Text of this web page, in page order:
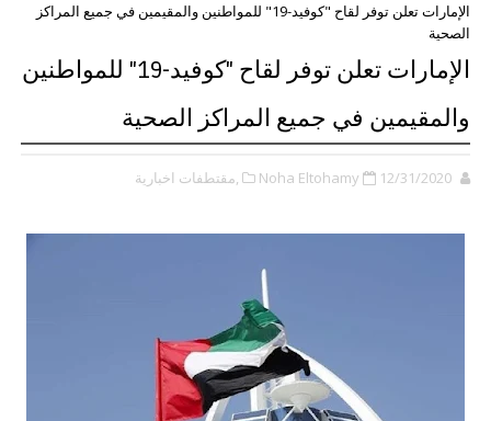
الإمارات تعلن توفر لقاح "كوفيد-19" للمواطنين والمقيمين في جميع المراكز
الصحية
الإمارات تعلن توفر لقاح "كوفيد-19" للمواطنين
والمقيمين في جميع المراكز الصحية
Noha Eltohamy 12/31/2020 ,مقتطفات اخبارية